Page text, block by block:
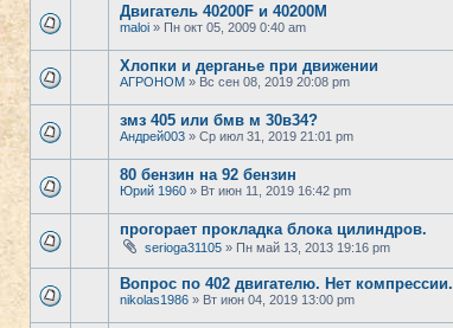
Двигатель 40200F и 40200M
maloi » Пн окт 05, 2009 0:40 am
Хлопки и дерганье при движении
АГРОНОМ » Вс сен 08, 2019 20:08 pm
змз 405 или бмв м 30в34?
Андрей003 » Ср июл 31, 2019 21:01 pm
80 бензин на 92 бензин
Юрий 1960 » Вт июн 11, 2019 16:42 pm
прогорает прокладка блока цилиндров.
serioga31105 » Пн май 13, 2013 19:16 pm
Вопрос по 402 двигателю. Нет компрессии.
nikolas1986 » Вт июн 04, 2019 13:00 pm